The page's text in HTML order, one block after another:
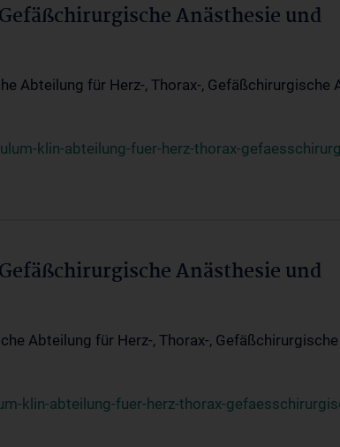
Anästhesie und
Abteilung für Herz-, Thorax-, Gefäßchirurgische
klin-abteilung-fuer-herz-thorax-
Anästhesie und
Abteilung für Herz-, Thorax-,
klin-abteilung-fuer-herz-thorax-